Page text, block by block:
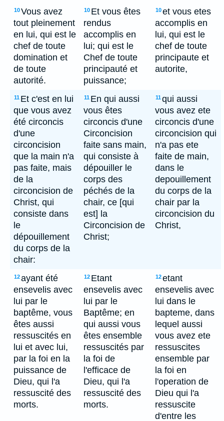
10Vous avez
tout pleinement
en lui, qui est le
chef de toute
domination et
de toute
autorité.
10 Et vous êtes
rendus
accomplis en
lui; qui est le
Chef de toute
principauté et
puissance;
10et vous etes
accomplis en
lui, qui est le
chef de toute
principaute et
autorite,
11 Et c'est en lui
que vous avez
été circoncis
d'une
circoncision
que la main n'a
pas faite, mais
de la
circoncision de
Christ, qui
consiste dans
le
dépouillement
du corps de la
chair:
11 En qui aussi
vous êtes
circoncis d'une
Circoncision
faite sans main,
qui consiste à
dépouiller le
corps des
péchés de la
chair, ce [qui
est] la
Circoncision de
Christ;
11qui aussi
vous avez ete
circoncis d'une
circoncision qui
n'a pas ete
faite de main,
dans le
depouillement
du corps de la
chair par la
circoncision du
Christ,
12ayant été
ensevelis avec
lui par le
baptême, vous
êtes aussi
ressuscités en
lui et avec lui,
par la foi en la
puissance de
Dieu, qui l'a
ressuscité des
morts.
12 Etant
ensevelis avec
lui par le
Baptême; en
qui aussi vous
êtes ensemble
ressuscités par
la foi de
l'efficace de
Dieu, qui l'a
ressuscité des
morts.
12etant
ensevelis avec
lui dans le
bapteme, dans
lequel aussi
vous avez ete
ressuscites
ensemble par
la foi en
l'operation de
Dieu qui l'a
ressuscite
d'entre les